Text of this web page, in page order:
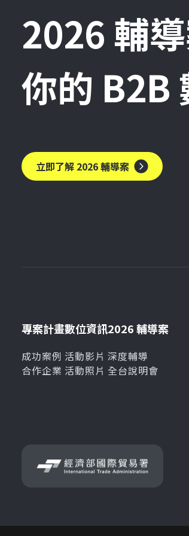
2026 輔
你的 B2B
立即了解 2026 輔導案
專案計畫
成功案例
合作企業
數位資訊
活動影片
活動照片
2026 輔導案
深度輔導
全台說明會